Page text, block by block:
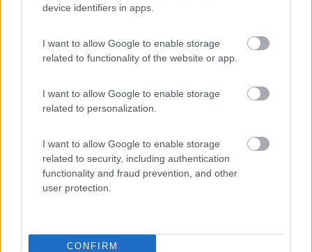
device identifiers in apps.
I want to allow Google to enable storage
related to functionality of the website or app.
I want to allow Google to enable storage
related to personalization.
I want to allow Google to enable storage
related to security, including authentication
functionality and fraud prevention, and other
user protection.
CONFIRM
L'azienda ubicata sulle colline parmensi, a circa 450 m
Quinzano Sotto